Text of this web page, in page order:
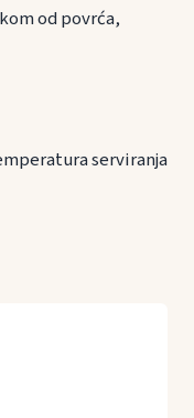
od povrća,
serviranja